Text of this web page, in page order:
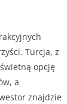
Turcja, z
opcję
a
znajdzie